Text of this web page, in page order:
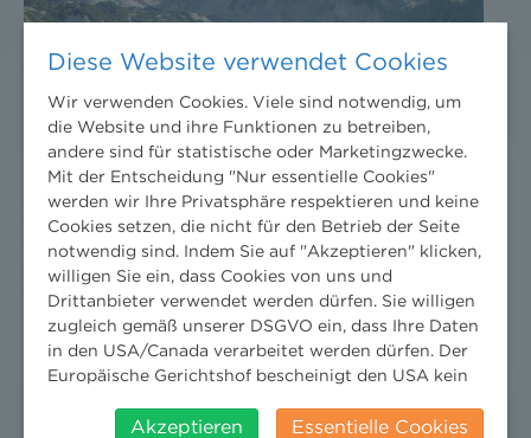
Diese Website verwendet Cookies
Wir verwenden Cookies. Viele sind notwendig, um
die Website und ihre Funktionen zu betreiben,
andere sind für statistische oder Marketingzwecke.
Mit der Entscheidung "Nur essentielle Cookies"
werden wir Ihre Privatsphäre respektieren und keine
Cookies setzen, die nicht für den Betrieb der Seite
notwendig sind. Indem Sie auf "Akzeptieren" klicken,
willigen Sie ein, dass Cookies von uns und
Drittanbieter verwendet werden dürfen. Sie willigen
zugleich gemäß unserer DSGVO ein, dass Ihre Daten
in den USA/Canada verarbeitet werden dürfen. Der
Europäische Gerichtshof bescheinigt den USA kein
insbesondere das Risiko, dass ihre Daten durch US-
Akzeptieren
Essentielle Cookies